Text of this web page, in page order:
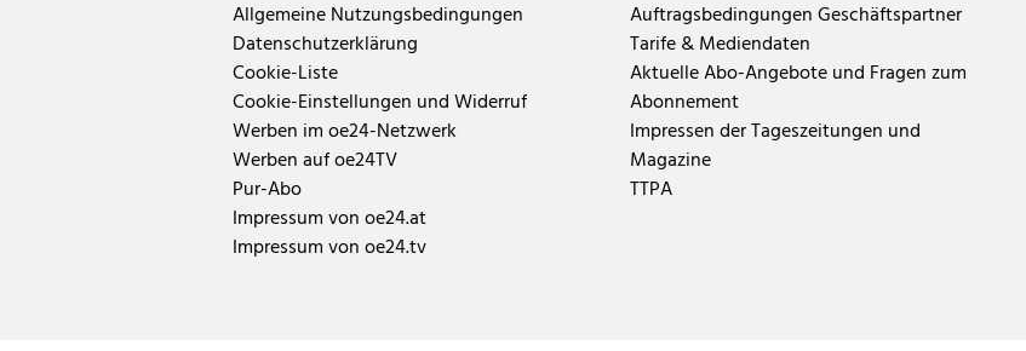
Allgemeine Nutzungsbedingungen
Datenschutzerklärung
Cookie-Liste
Cookie-Einstellungen und Widerruf
Werben im oe24-Netzwerk
Werben auf oe24TV
Pur-Abo
Impressum von oe24.at
Impressum von oe24.tv
Auftragsbedingungen Geschäftspartner
Tarife & Mediendaten
Aktuelle Abo-Angebote und Fragen zum
Abonnement
Impressen der Tageszeitungen und
Magazine
TTPA